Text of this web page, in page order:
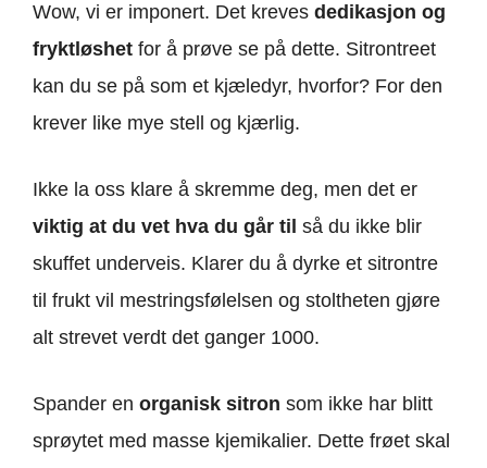
Wow, vi er imponert. Det kreves dedikasjon og
fryktløshet for å prøve se på dette. Sitrontreet
kan du se på som et kjæledyr, hvorfor? For den
krever like mye stell og kjærlig.
Ikke la oss klare å skremme deg, men det er
viktig at du vet hva du går til så du ikke blir
skuffet underveis. Klarer du å dyrke et sitrontre
til frukt vil mestringsfølelsen og stoltheten gjøre
alt strevet verdt det ganger 1000.
Spander en organisk sitron som ikke har blitt
sprøytet med masse kjemikalier. Dette frøet skal